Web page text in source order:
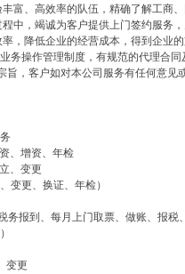
富、高效率的队伍，精确了解工商
中，竭诚为客户提供上门签约服务
，降低企业的经营成本，得到企业的
务操作管理制度，有规范的代理合
旨，客户如对本公司服务有任何意
、增资、年检
、变更
变更、换证、年检）
务报到、每月上门取票、做账、报税
变更